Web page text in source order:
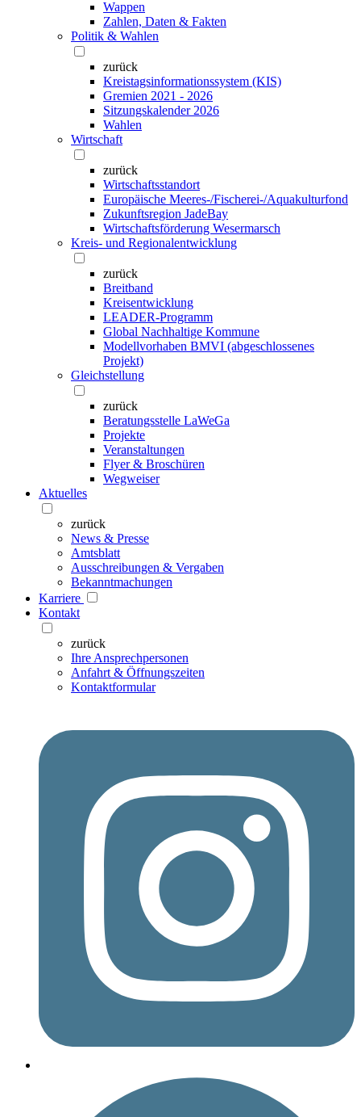
Wappen
Zahlen, Daten & Fakten
Politik & Wahlen
zurück
Kreistagsinformationssystem (KIS)
Gremien 2021 - 2026
Sitzungskalender 2026
Wahlen
Wirtschaft
zurück
Wirtschaftsstandort
Europäische Meeres-/Fischerei-/Aquakulturfond
Zukunftsregion JadeBay
Wirtschaftsförderung Wesermarsch
Kreis- und Regionalentwicklung
zurück
Breitband
Kreisentwicklung
LEADER-Programm
Global Nachhaltige Kommune
Modellvorhaben BMVI (abgeschlossenes
Projekt)
Gleichstellung
zurück
Beratungsstelle LaWeGa
Projekte
Veranstaltungen
Flyer & Broschüren
Wegweiser
Aktuelles
zurück
News & Presse
Amtsblatt
Ausschreibungen & Vergaben
Bekanntmachungen
Karriere
Kontakt
zurück
Ihre Ansprechpersonen
Anfahrt & Öffnungszeiten
Kontaktformular